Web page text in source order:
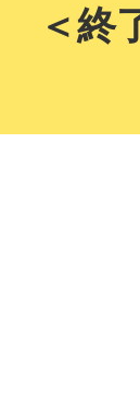
＜終